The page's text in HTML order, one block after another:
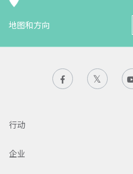
地图和方向
行动
企业